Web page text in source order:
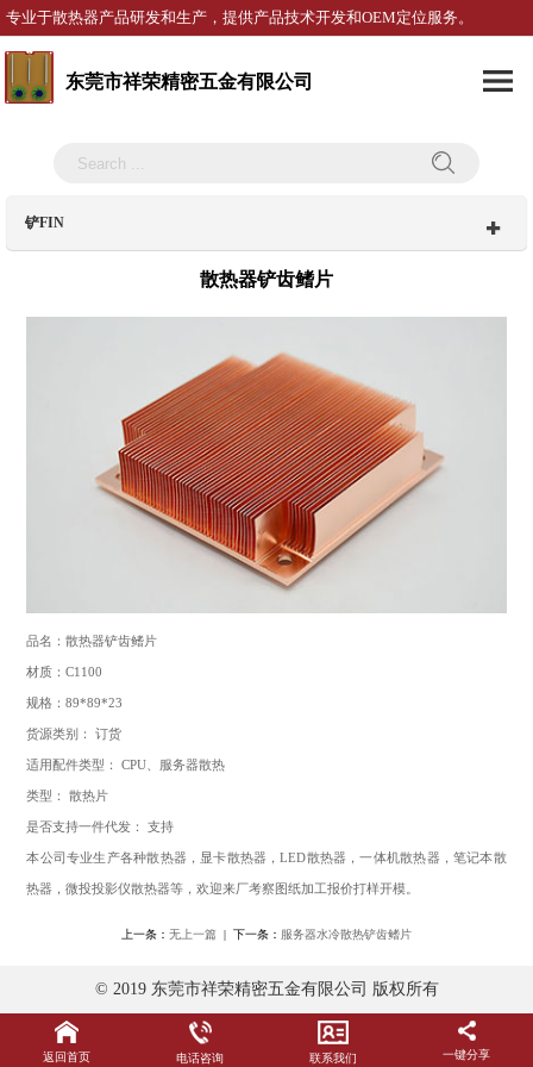
专业于散热器产品研发和生产，提供产品技术开发和OEM定位服务。
东莞市祥荣精密五金有限公司
铲FIN
散热器铲齿鳍片
品名：散热器铲齿鳍片
材质：C1100
规格：89*89*23
货源类别： 订货
适用配件类型： CPU、服务器散热
类型： 散热片
是否支持一件代发： 支持
本公司专业生产各种散热器，显卡散热器，LED散热器，一体机散热器，笔记本散
热器，微投投影仪散热器等，欢迎来厂考察图纸加工报价打样开模。
上一条： 无上一篇 | 下一条： 服务器水冷散热铲齿鳍片
© 2019 东莞市祥荣精密五金有限公司 版权所有
返回首页 电话咨询 联系我们 一键分享